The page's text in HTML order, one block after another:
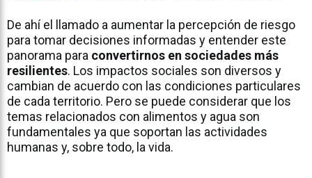
De ahí el llamado a aumentar la percepción de riesgo
para tomar decisiones informadas y entender este
panorama para convertirnos en sociedades más
resilientes. Los impactos sociales son diversos y
cambian de acuerdo con las condiciones particulares
de cada territorio. Pero se puede considerar que los
temas relacionados con alimentos y agua son
fundamentales ya que soportan las actividades
humanas y, sobre todo, la vida.